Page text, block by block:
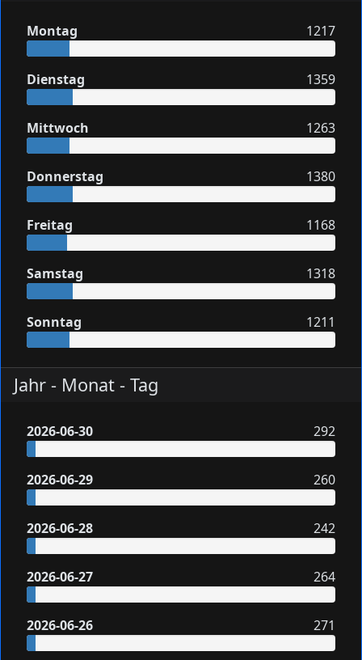
Montag 1217
Dienstag 1359
Mittwoch 1263
Donnerstag 1380
Freitag 1168
Samstag 1318
Sonntag 1211
Jahr - Monat - Tag
2026-06-30 292
2026-06-29 260
2026-06-28 242
2026-06-27 264
2026-06-26 271